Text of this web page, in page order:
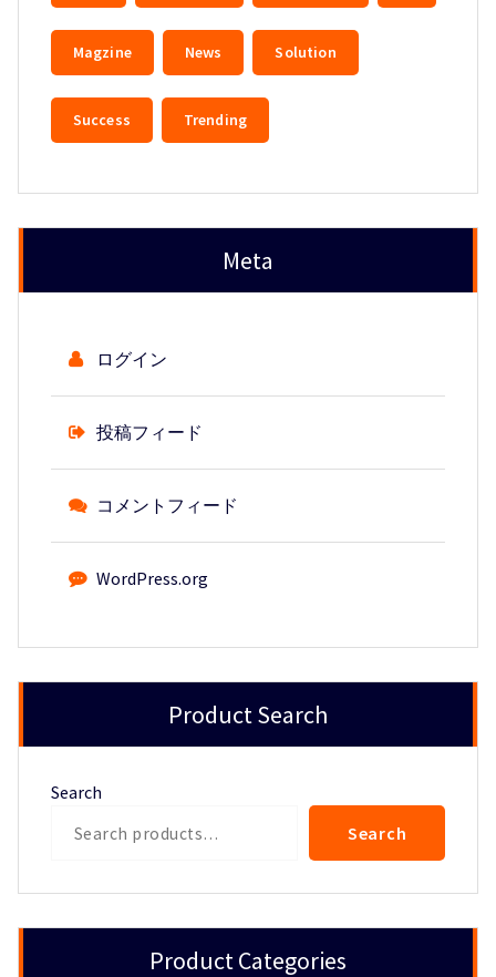
Magzine News Solution
Success Trending
Meta
ログイン
投稿フィード
コメントフィード
WordPress.org
Product Search
Search
Search
Product Categories